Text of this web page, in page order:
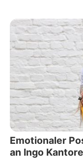
Emotionaler
an Ingo